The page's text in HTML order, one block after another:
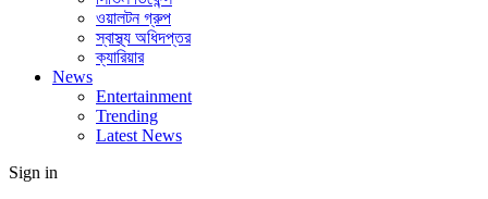
ওয়ালটন গ্রুপ
স্বাস্থ্য অধিদপ্তর
ক্যারিয়ার
News
Entertainment
Trending
Latest News
Sign in